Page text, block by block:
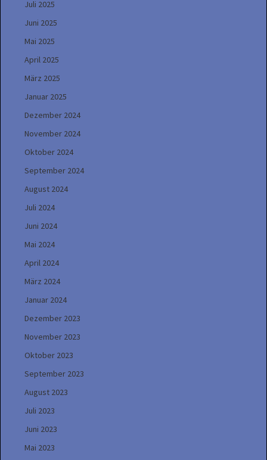
Juli 2025
Juni 2025
Mai 2025
April 2025
März 2025
Januar 2025
Dezember 2024
November 2024
Oktober 2024
September 2024
August 2024
Juli 2024
Juni 2024
Mai 2024
April 2024
März 2024
Januar 2024
Dezember 2023
November 2023
Oktober 2023
September 2023
August 2023
Juli 2023
Juni 2023
Mai 2023